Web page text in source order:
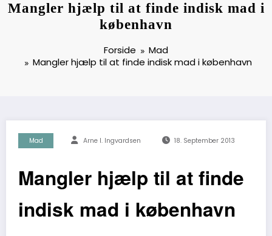
Mangler hjælp til at finde indisk mad i
københavn
Forside
Mad
Mangler hjælp til at finde indisk mad i københavn
Mad Arne I. Ingvardsen 18. September 2013
Mangler hjælp til at finde
indisk mad i københavn